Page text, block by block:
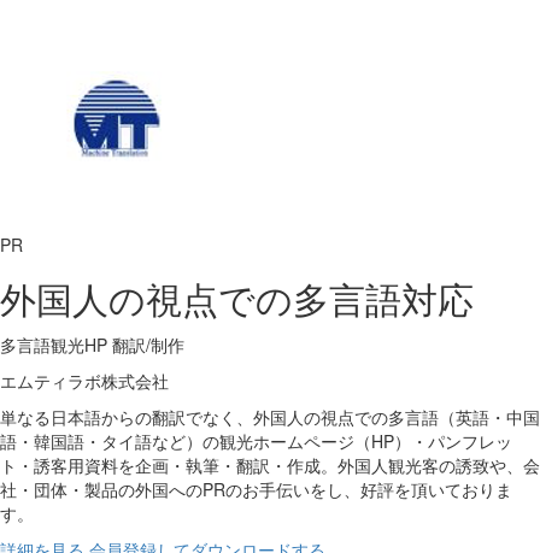
PR
外国人の視点での多言語対応
多言語観光HP 翻訳/制作
エムティラボ株式会社
単なる日本語からの翻訳でなく、外国人の視点での多言語（英語・中国
語・韓国語・タイ語など）の観光ホームページ（HP）・パンフレッ
ト・誘客用資料を企画・執筆・翻訳・作成。外国人観光客の誘致や、会
社・団体・製品の外国へのPRのお手伝いをし、好評を頂いておりま
す。